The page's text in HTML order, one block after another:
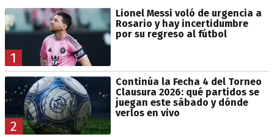
1
Lionel Messi voló de urgencia a
Rosario y hay incertidumbre
por su regreso al fútbol
2
Continúa la Fecha 4 del Torneo
Clausura 2026: qué partidos se
juegan este sábado y dónde
verlos en vivo